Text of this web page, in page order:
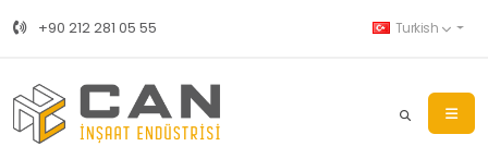
+90 212 281 05 55 Turkish